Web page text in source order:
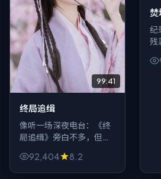
99:41
终局追缉
像听一场深夜电台：《终
局追缉》旁白不多，但每
心里不同的回忆。喜剧元
素服务情绪，而不是反过
92,404 8.2
焚
纪
残
一